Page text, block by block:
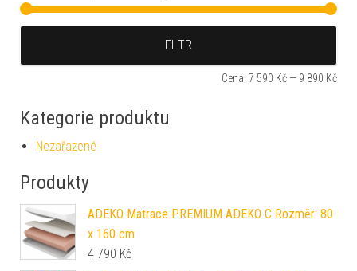
FILTR
Cena: 7 590 Kč — 9 890 Kč
Kategorie produktu
Nezařazené
Produkty
ADEKO Matrace PREMIUM ADEKO C Rozměr: 80
x 160 cm
4 790 Kč